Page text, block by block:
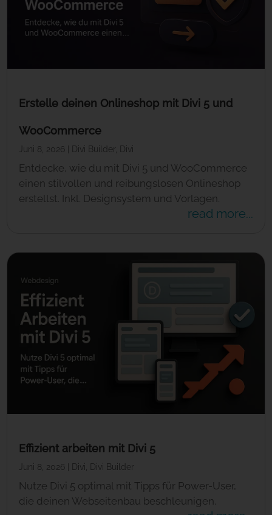
Erstelle deinen Onlineshop mit Divi 5 und
WooCommerce
Juni 8, 2026 Divi Builder Divi
Entdecke, wie du mit Divi 5 und WooCommerce
einen stilvollen und reibungslosen Onlineshop
erstellst. Inkl. Designsystem und Vorlagen.
read more...
Effizient arbeiten mit Divi 5
Juni 8, 2026 Divi Divi Builder
Nutze Divi 5 optimal mit Tipps für Power-User,
die deinen Webseitenbau beschleunigen.